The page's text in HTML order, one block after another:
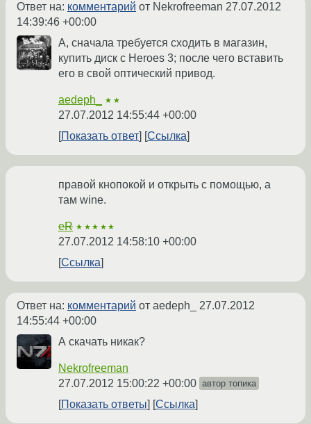
Ответ на: комментарий от Nekrofreeman 27.07.2012
14:39:46 +00:00
А, сначала требуется сходить в магазин,
купить диск с Heroes 3; после чего вставить
его в свой оптический привод.
aedeph_ ★★
27.07.2012 14:55:44 +00:00
Показать ответ
Ссылка
правой кнопокой и открыть с помощью, а
там wine.
eR ★★★★★
27.07.2012 14:58:10 +00:00
Ссылка
Ответ на: комментарий от aedeph_ 27.07.2012
14:55:44 +00:00
А скачать никак?
Nekrofreeman
27.07.2012 15:00:22 +00:00 автор топика
Показать ответы Ссылка